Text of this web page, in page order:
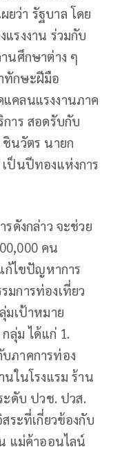
ยว่า รัฐบาล โดย
รงงาน ร่วมกับ
นศึกษาต่าง ๆ
ทักษะฝีมือ
คลนแรงงานภาค
การ สอดรับกับ
ชินวัตร นายก
ป็นปีทองแห่งการ
รดังกล่าว จะช่วย
คน
ก้ไขปัญหาการ
มการท่องเที่ยว
มเป้าหมาย
ลุ่ม ได้แก่ 1.
ภาคการท่อง
ในโรงแรม ร้าน
ดับ ปวช. ปวส.
ระที่เกี่ยวข้องกับ
แม่ค้าออนไลน์